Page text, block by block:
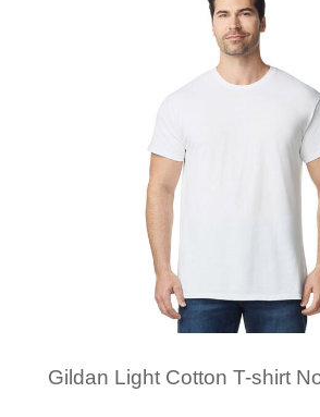
Gildan Light Cotton T-shirt